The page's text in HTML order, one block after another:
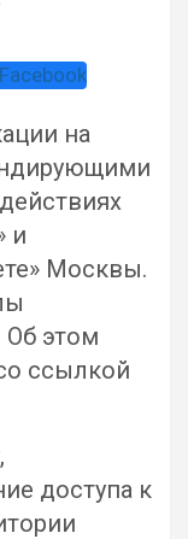
на
и
Москвы.
Об этом
ссылкой
доступа к